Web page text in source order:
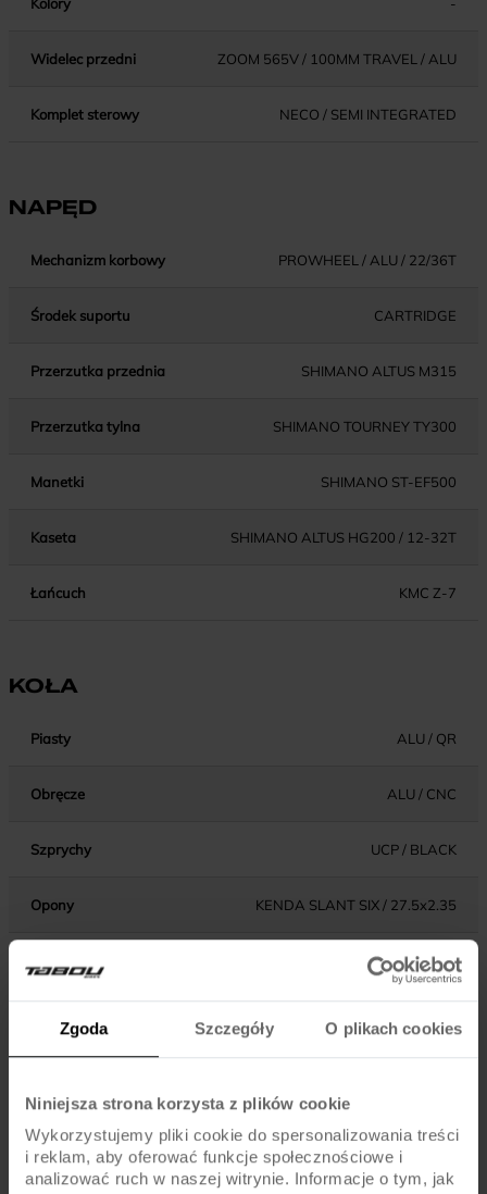
Zgoda Szczegóły O plikach cookies
Niniejsza strona korzysta z plików cookie
Wykorzystujemy pliki cookie do spersonalizowania treści
i reklam, aby oferować funkcje społecznościowe i
analizować ruch w naszej witrynie. Informacje o tym, jak
Widelec przedni ZOOM 565V / 100MM TRAVEL / ALU
Komplet sterowy NECO / SEMI INTEGRATED
NAPĘD
Mechanizm korbowy PROWHEEL / ALU / 22/36T
Środek suportu CARTRIDGE
Przerzutka przednia SHIMANO ALTUS M315
Przerzutka tylna SHIMANO TOURNEY TY300
Manetki SHIMANO ST-EF500
Kaseta SHIMANO ALTUS HG200 / 12-32T
Łańcuch KMC Z-7
KOŁA
Piasty ALU / QR
Obręcze ALU / CNC
Szprychy UCP / BLACK
Opony KENDA SLANT SIX / 27.5x2.35
FV / PRESTA
KOMPONENTY
Hamulce TEKTRO / V-BRAKE / ALU
Dźwignie hamulca TEKTRO / ALU